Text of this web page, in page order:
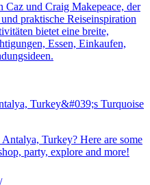
und Craig Makepeace, der
praktische Reiseinspiration
bietet eine breite,
Essen, Einkaufen,
Turkey&#039;s Turquoise
Turkey? Here are some
party, explore and more!